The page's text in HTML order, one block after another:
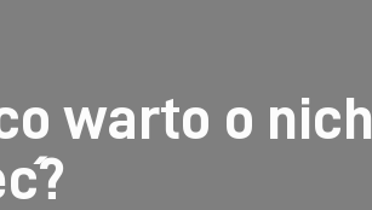
warto o nich